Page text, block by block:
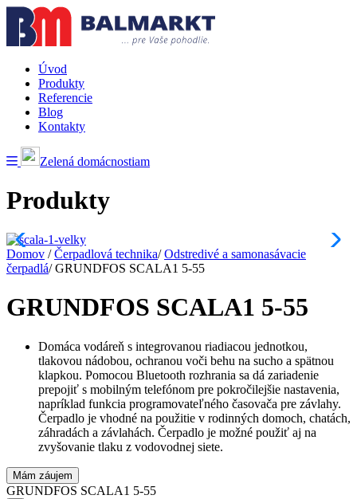
Úvod
Produkty
Referencie
Blog
Kontakty
Zelená domácnostiam
Produkty
Domov / Čerpadlová technika/ Odstredivé a samonasávacie
čerpadlá/ GRUNDFOS SCALA1 5-55
GRUNDFOS SCALA1 5-55
Domáca vodáreň s integrovanou riadiacou jednotkou,
tlakovou nádobou, ochranou voči behu na sucho a spätnou
klapkou. Pomocou Bluetooth rozhrania sa dá zariadenie
prepojiť s mobilným telefónom pre pokročilejšie nastavenia,
napríklad funkcia programovateľného časovača pre závlahy.
Čerpadlo je vhodné na použitie v rodinných domoch, chatách,
záhradách a závlahách. Čerpadlo je možné použiť aj na
zvyšovanie tlaku z vodovodnej siete.
Mám záujem
GRUNDFOS SCALA1 5-55